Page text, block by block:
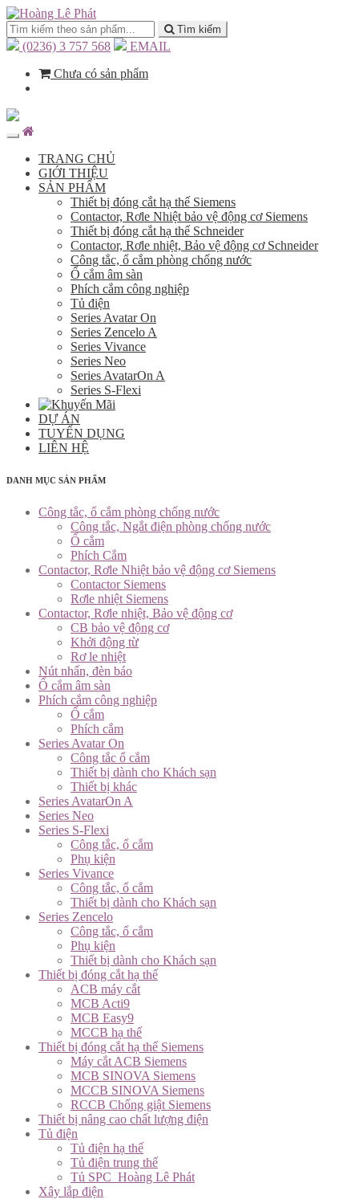
Tìm kiếm
(0236) 3 757 568
EMAIL
Chưa có sản phẩm
TRANG CHỦ
GIỚI THIỆU
SẢN PHẨM
Thiết bị đóng cắt hạ thế Siemens
Contactor, Rơle Nhiệt bảo vệ động cơ Siemens
Thiết bị đóng cắt hạ thế Schneider
Contactor, Rơle nhiệt, Bảo vệ động cơ Schneider
Công tắc, ổ cắm phòng chống nước
Ổ cắm âm sàn
Phích cắm công nghiệp
Tủ điện
Series Avatar On
Series Zencelo A
Series Vivance
Series Neo
Series AvatarOn A
Series S-Flexi
DỰ ÁN
TUYỂN DỤNG
LIÊN HỆ
DANH MỤC SẢN PHẨM
Công tắc, ổ cắm phòng chống nước
Công tắc, Ngắt điện phòng chống nước
Ổ cắm
Phích Cắm
Contactor, Rơle Nhiệt bảo vệ động cơ Siemens
Contactor Siemens
Rơle nhiệt Siemens
Contactor, Rơle nhiệt, Bảo vệ động cơ
CB bảo vệ động cơ
Khởi động từ
Rơ le nhiệt
Nút nhấn, đèn báo
Ổ cắm âm sàn
Phích cắm công nghiệp
Ổ cắm
Phích cắm
Series Avatar On
Công tắc ổ cắm
Thiết bị dành cho Khách sạn
Thiết bị khác
Series AvatarOn A
Series Neo
Series S-Flexi
Công tắc, ổ cắm
Phụ kiện
Series Vivance
Công tắc, ổ cắm
Thiết bị dành cho Khách sạn
Series Zencelo
Công tắc, ổ cắm
Phụ kiện
Thiết bị dành cho Khách sạn
Thiết bị đóng cắt hạ thế
ACB máy cắt
MCB Acti9
MCB Easy9
MCCB hạ thế
Thiết bị đóng cắt hạ thế Siemens
Máy cắt ACB Siemens
MCB SINOVA Siemens
MCCB SINOVA Siemens
RCCB Chống giật Siemens
Thiết bị nâng cao chất lượng điện
Tủ điện
Tủ điện hạ thế
Tủ điện trung thế
Tủ SPC_Hoàng Lê Phát
Xây lắp điện